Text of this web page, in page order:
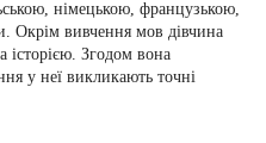
німецькою, французькою,
Окрім вивчення мов дівчина
історією. Згодом вона
у неї викликають точні